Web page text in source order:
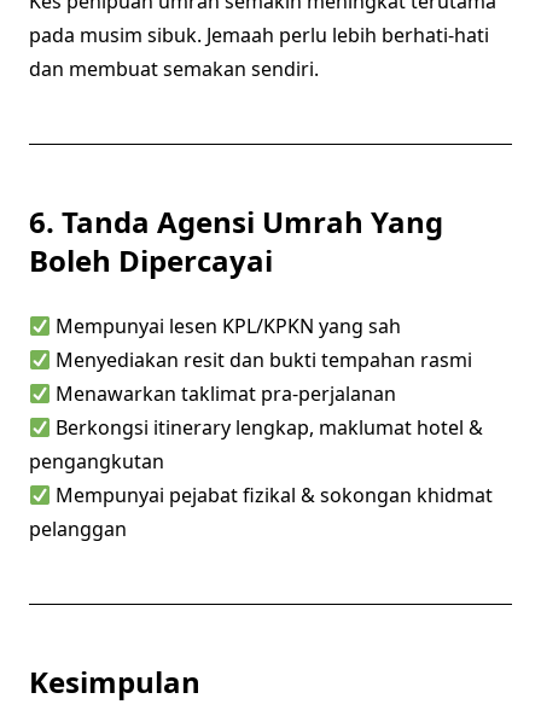
pada musim sibuk. Jemaah perlu lebih berhati-hati
dan membuat semakan sendiri.
6. Tanda Agensi Umrah Yang
Boleh Dipercayai
Mempunyai lesen KPL/KPKN yang sah
Menyediakan resit dan bukti tempahan rasmi
Menawarkan taklimat pra-perjalanan
Berkongsi itinerary lengkap, maklumat hotel &
pengangkutan
Mempunyai pejabat fizikal & sokongan khidmat
pelanggan
Kesimpulan